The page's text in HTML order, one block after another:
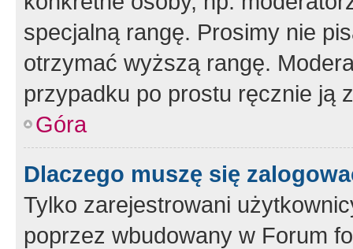
specjalną rangę. Prosimy nie
otrzymać wyższą rangę.
przypadku po prostu ręcznie ją
Góra
Dlaczego muszę się
Tylko zarejestrowani
poprzez wbudowany w Forum